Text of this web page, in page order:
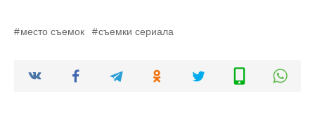
место съемок съемки сериала